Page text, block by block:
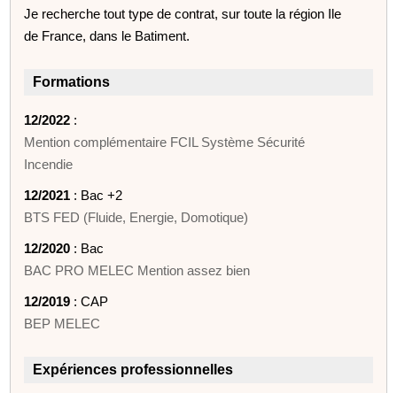
Je recherche tout type de contrat, sur toute la région Ile
de France, dans le Batiment.
Formations
12/2022 :
Mention complémentaire FCIL Système Sécurité
Incendie
12/2021 : Bac +2
BTS FED (Fluide, Energie, Domotique)
12/2020 : Bac
BAC PRO MELEC Mention assez bien
12/2019 : CAP
BEP MELEC
Expériences professionnelles